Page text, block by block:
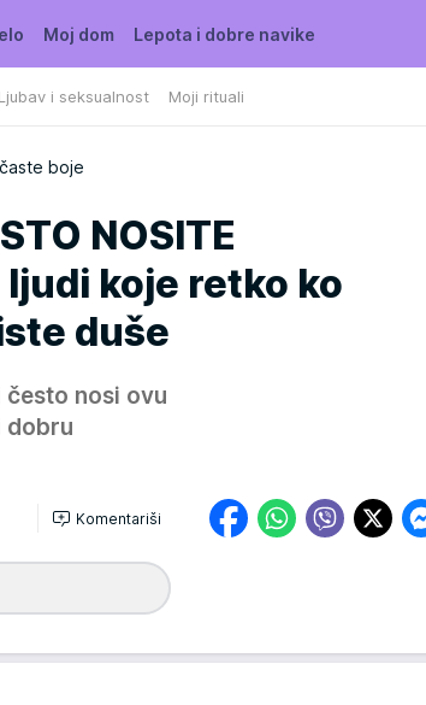
Ljubav i seksualnost Moji rituali
Moj dom Lepota i dobre navike
boje
NOSITE
ljudi koje retko ko
duše
često nosi ovu
dobru
Komentariši